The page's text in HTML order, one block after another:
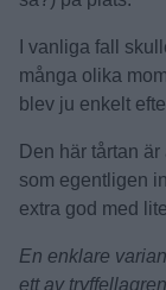
I vanliga fall
många olika
blev ju enkelt
Den här tårtan
som egentligen
extra god med
En enklare
ett av